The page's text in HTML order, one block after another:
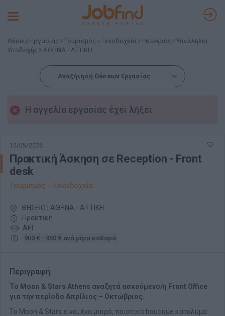
Toggle
Θέσεις Εργασίας Τουρισμός - Ξενοδοχεία
Ρεσεψιόν / Υπάλληλοι
Υποδοχής
ΑΘΗΝΑ - ΑΤΤΙΚΗ
Αναζήτηση Θέσεων Εργασίας
Η αγγελία εργασίας έχει λήξει
12/05/2026
Πρακτική Άσκηση σε Reception - Front
desk
Τουρισμός - Ξενοδοχεία
ΘΗΣΕΙΟ | ΑΘΗΝΑ - ΑΤΤΙΚΗ
Πρακτική
ΑΕΙ
900 € - 950 € ανά μήνα καθαρά
Περιγραφή
Το Moon & Stars Athens αναζητά ασκούμενο/η Front Office
για την περίοδο Απρίλιος – Οκτώβριος.
Το Moon & Stars είναι ένα μικρό, ποιοτικό boutique κατάλυμα